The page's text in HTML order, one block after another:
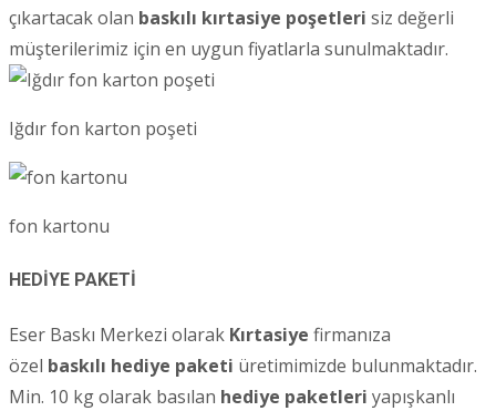
çıkartacak olan baskılı kırtasiye poşetleri siz değerli
müşterilerimiz için en uygun fiyatlarla sunulmaktadır.
Iğdır fon karton poşeti
fon kartonu
HEDİYE PAKETİ
Eser Baskı Merkezi olarak Kırtasiye firmanıza
özel baskılı hediye paketi üretimimizde bulunmaktadır.
Min. 10 kg olarak basılan hediye paketleri yapışkanlı